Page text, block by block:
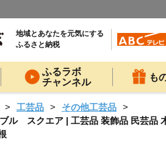
地域とあなたを元気にする
ふるさと納税
ふるラボ
チャンネル
も
工芸品
その他工芸品
スクエア | 工芸品 装飾品 民芸品